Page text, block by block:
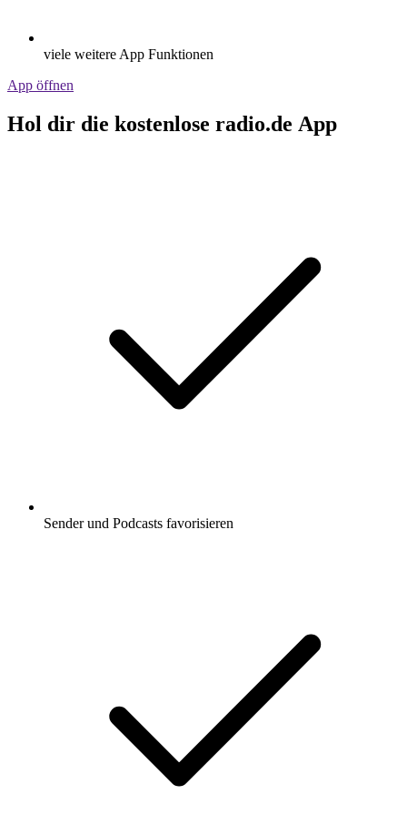
viele weitere App Funktionen
App öffnen
Hol dir die kostenlose radio.de App
Sender und Podcasts favorisieren